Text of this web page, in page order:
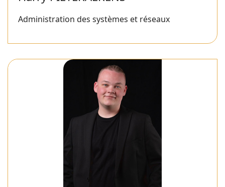
Administration des systèmes et réseaux